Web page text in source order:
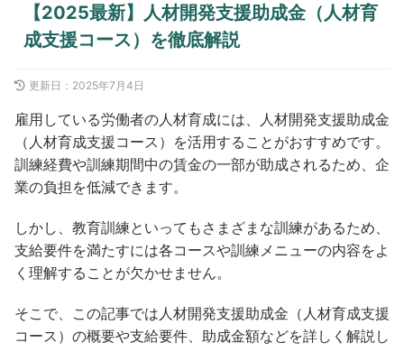
【2025最新】人材開発支援助成金（人材育
成支援コース）を徹底解説
更新日： 2025年7月4日
雇用している労働者の人材育成には、人材開発支援助成金
（人材育成支援コース）を活用することがおすすめです。
訓練経費や訓練期間中の賃金の一部が助成されるため、企
業の負担を低減できます。
しかし、教育訓練といってもさまざまな訓練があるため、
支給要件を満たすには各コースや訓練メニューの内容をよ
く理解することが欠かせません。
そこで、この記事では人材開発支援助成金（人材育成支援
コース）の概要や支給要件、助成金額などを詳しく解説し